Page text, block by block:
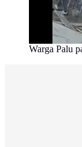
Warga Palu